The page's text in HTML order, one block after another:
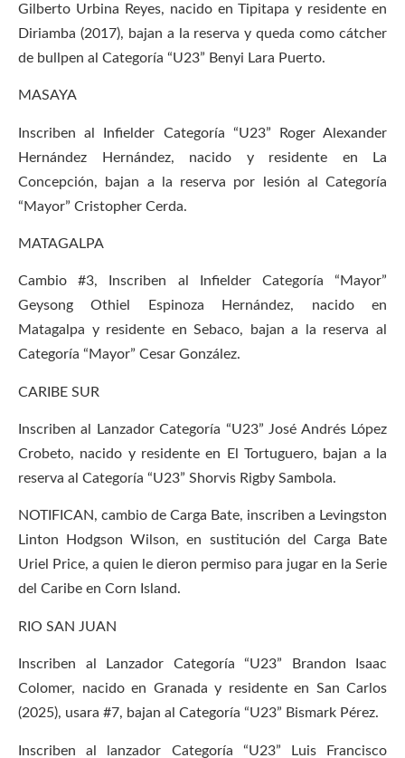
Gilberto Urbina Reyes, nacido en Tipitapa y residente en
Diriamba (2017), bajan a la reserva y queda como cátcher
de bullpen al Categoría “U23” Benyi Lara Puerto.
MASAYA
Inscriben al Infielder Categoría “U23” Roger Alexander
Hernández Hernández, nacido y residente en La
Concepción, bajan a la reserva por lesión al Categoría
“Mayor” Cristopher Cerda.
MATAGALPA
Cambio #3, Inscriben al Infielder Categoría “Mayor”
Geysong Othiel Espinoza Hernández, nacido en
Matagalpa y residente en Sebaco, bajan a la reserva al
Categoría “Mayor” Cesar González.
CARIBE SUR
Inscriben al Lanzador Categoría “U23” José Andrés López
Crobeto, nacido y residente en El Tortuguero, bajan a la
reserva al Categoría “U23” Shorvis Rigby Sambola.
NOTIFICAN, cambio de Carga Bate, inscriben a Levingston
Linton Hodgson Wilson, en sustitución del Carga Bate
Uriel Price, a quien le dieron permiso para jugar en la Serie
del Caribe en Corn Island.
RIO SAN JUAN
Inscriben al Lanzador Categoría “U23” Brandon Isaac
Colomer, nacido en Granada y residente en San Carlos
(2025), usara #7, bajan al Categoría “U23” Bismark Pérez.
Inscriben al lanzador Categoría “U23” Luis Francisco